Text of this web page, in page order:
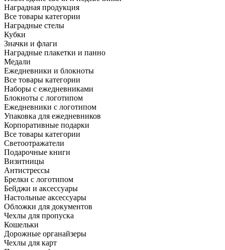
Наградная продукция
Все товары категории
Наградные стелы
Кубки
Значки и флаги
Наградные плакетки и панно
Медали
Ежедневники и блокноты
Все товары категории
Наборы с ежедневниками
Блокноты с логотипом
Ежедневники с логотипом
Упаковка для ежедневников
Корпоративные подарки
Все товары категории
Светоотражатели
Подарочные книги
Визитницы
Антистрессы
Брелки с логотипом
Бейджи и аксессуары
Настольные аксессуары
Обложки для документов
Чехлы для пропуска
Кошельки
Дорожные органайзеры
Чехлы для карт